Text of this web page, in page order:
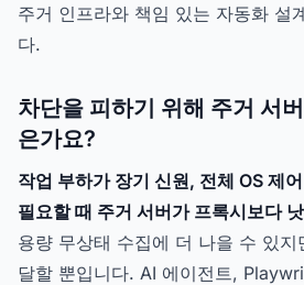
주거 인프라와 책임 있는 자동화 설
다.
차단을 피하기 위해 주거 서
은가요?
작업 부하가 장기 신원, 전체 OS 제
필요할 때 주거 서버가 프록시보다
용량 무상태 수집에 더 나을 수 있지
달할 뿐입니다. AI 에이전트,